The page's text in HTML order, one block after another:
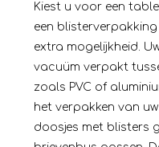
Kiest u voor een
een blisterverpakking
extra mogelijkheid.
vacuüm verpakt
zoals PVC of
het verpakken van
doosjes met blisters